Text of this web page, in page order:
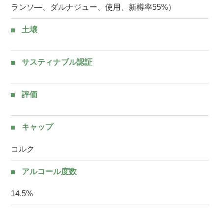
ランソ―、ダルナジュー、使用、新樽率55%）
土壌
サスティナブル認証
評価
キャップ
コルク
アルコール度数
14.5%